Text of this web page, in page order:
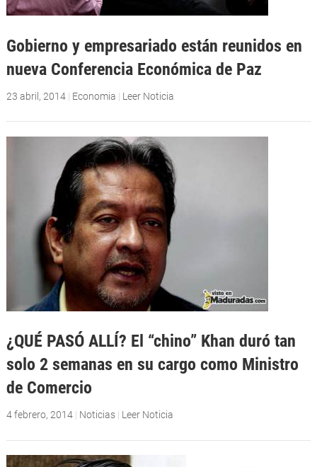
Gobierno y empresariado están reunidos en
nueva Conferencia Económica de Paz
23 abril, 2014| Economia | Leer Noticia
¿QUÉ PASÓ ALLÍ? El “chino” Khan duró tan
solo 2 semanas en su cargo como Ministro
de Comercio
4 febrero, 2014| Noticias | Leer Noticia